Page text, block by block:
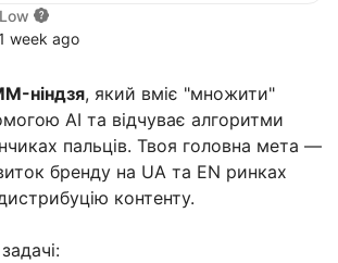
ніндзя, який вміє "множити"
AI та відчуває алгоритми
пальців. Твоя головна мета —
бренду на UA та EN ринках
контенту.
Low
week ago